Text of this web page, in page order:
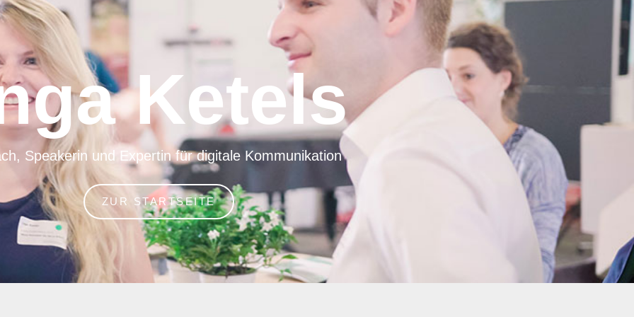
Ketels
Speakerin und Expertin für digitale Kommunikation
ZUR STARTSEITE